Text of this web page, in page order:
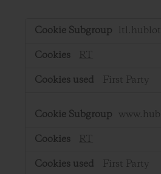
,Performance
Cookies
RT
First Party
RT
First Party